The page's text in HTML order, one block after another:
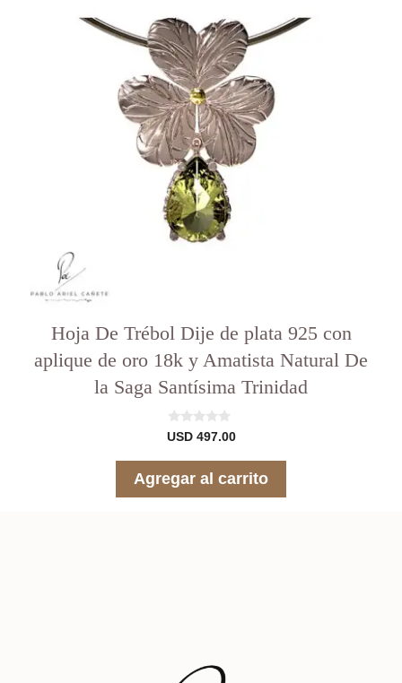
Hoja De Trébol Dije de plata 925 con
aplique de oro 18k y Amatista Natural De
la Saga Santísima Trinidad
0
d
USD497.00
Agregar al carrito